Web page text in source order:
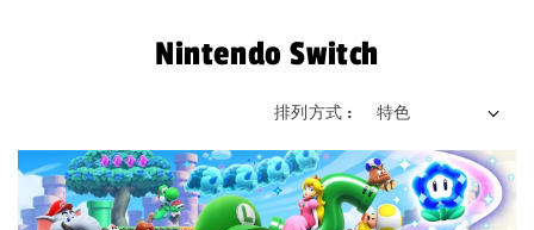
Nintendo Switch
排列方式 :